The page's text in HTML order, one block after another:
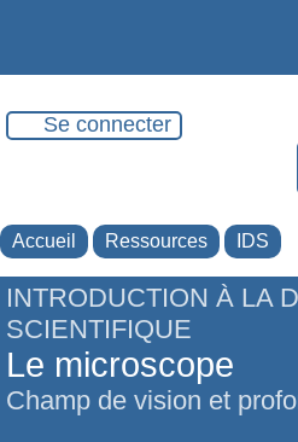
Se connecter
Accueil Ressources IDS
INTRODUCTION À LA
SCIENTIFIQUE
Le microscope
Champ de vision et